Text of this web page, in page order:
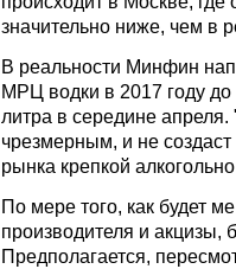
значительно ниже, чем в
В реальности Минфин
МРЦ водки в 2017 году
литра в середине
чрезмерным, и не
рынка крепкой
По мере того, как будет
производителя и акцизы,
Предполагается,